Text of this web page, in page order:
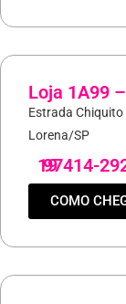
Loja 1A99
Estrada Chiquito
Lorena/SP
19
97414-
COMO